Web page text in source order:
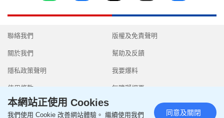
聯絡我們
關於我們
隱私政策聲明
使用條款
版權及免責聲明
幫助及反饋
我要爆料
無障礙網頁
本網站正使用 Cookies
我們使用 Cookie 改善網站體驗。 繼續使用我們 同意及關閉